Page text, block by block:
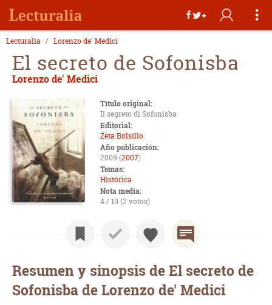
Lecturalia Lorenzo de' Medici
El secreto de Sofonisba
Lorenzo de' Medici
Título original:
Il segreto di Sofonisba
Editorial:
Zeta Bolsillo
Año publicación:
2009 (2007)
Temas:
Histórica
Nota media:
4 / 10 (2 votos)
Resumen y sinopsis de El secreto de
Sofonisba de Lorenzo de' Medici